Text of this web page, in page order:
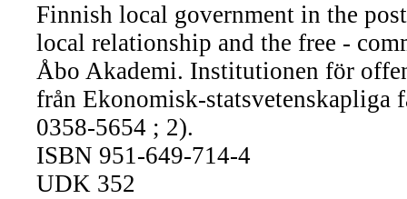
Finnish local government in the
local relationship and the free -
Åbo Akademi. Institutionen för
från Ekonomisk-
0358-5654 ; 2).
ISBN 951-649-714-4
UDK 352